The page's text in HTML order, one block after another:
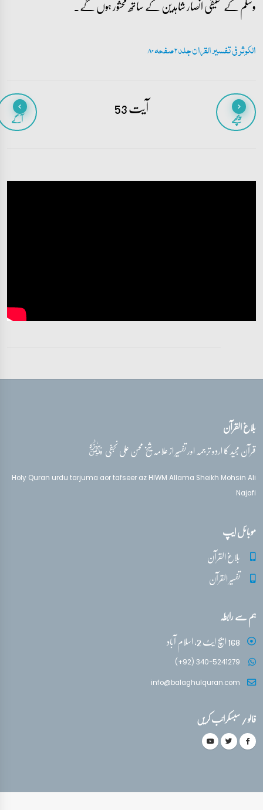
وسلم کے حقیقی انصار شاہدین کے ساتھ محشور ہوں گے۔
الکوثر فی تفسیر القران جلد 2 صفحہ 80
پیچھے آیت 53 آگے
بلاغ القرآن
قرآن مجید کا اردو ترجمہ اور تفسیر از علامہ شیخ محسن علی نجفیقدس‌سره
Holy Quran urdu tarjuma aor tafseer az HIWM Allama Sheikh Mohsin Ali
Najafi
موبائل ایپ
بلاغ القرآن
تفسیر القرآن
ہم سے رابطہ
168 ایچ ایٹ 2، اسلام آباد
(+92) 340-5241279
info@balaghulquran.com
فالو / سبسکرائب کریں